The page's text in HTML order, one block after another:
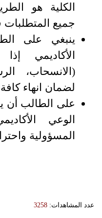
الكلية هو
جميع
ينبغي على
الأكاديمي
(الانسحاب،
لضمان انهاء
على الطالب أن
الوعي
المسؤولية
عدد المشاهدات: 3258